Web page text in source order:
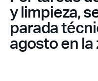
y limpieza,
parada
agosto en la